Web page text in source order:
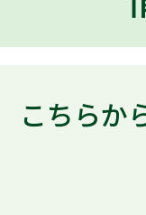
こちらか
コラム検索 (